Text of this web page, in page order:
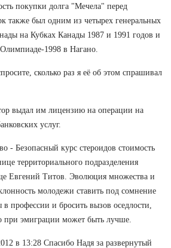
покупки долга "Мечела" перед
также был одним из четырех генеральных
на Кубках Канады 1987 и 1991 годов и
1998 в Нагано.
сколько раз я её об этом спрашивал
выдал им лицензию на операции на
услуг.
- Безопасный курс стероидов стоимость
территориального подразделения
Евгений Титов. Эволюция множества и
молодежи ставить под сомнение
в профессии и бросить вызов оседлости,
при эмиграции может быть лучше.
в 13:28 Спасибо Надя за развернутый